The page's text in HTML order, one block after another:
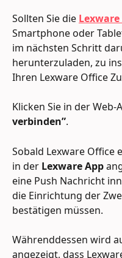
Sollten Sie die Lexware
Smartphone oder
im nächsten Schritt
herunterzuladen, zu
Ihren Lexware Office
Klicken Sie in der Web-
verbinden”.
Sobald Lexware Office
in der Lexware App
eine Push Nachricht
die Einrichtung der
bestätigen müssen.
Währenddessen wird
angezeigt, dass